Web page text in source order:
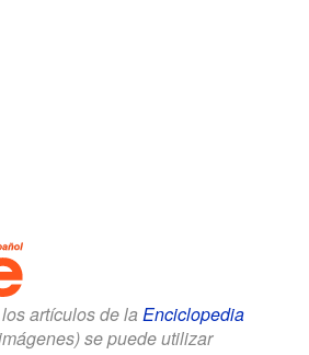
artículos de la Enciclopedia
se puede utilizar